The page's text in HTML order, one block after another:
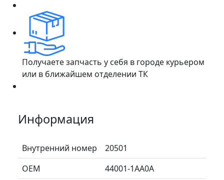
Получаете запчасть у себя в городе курьером
или в ближайшем отделении ТК
Информация
Внутренний номер
20501
ОЕМ
44001-1AA0A